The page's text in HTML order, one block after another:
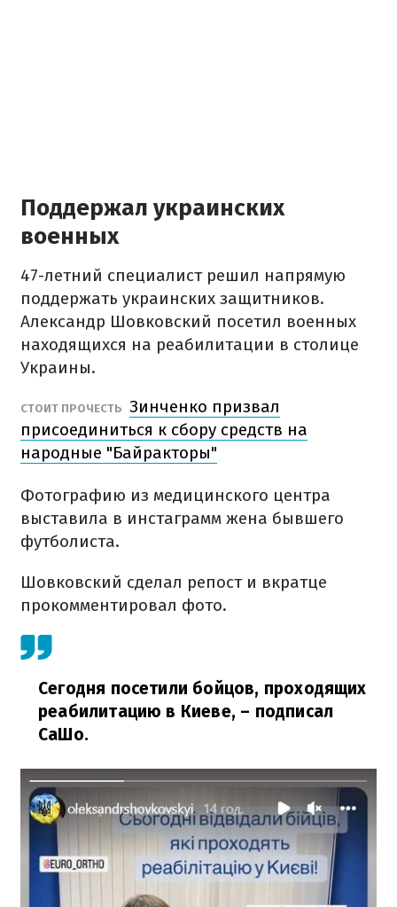
Поддержал украинских
военных
47-летний специалист решил напрямую
поддержать украинских защитников.
Александр Шовковский посетил военных
находящихся на реабилитации в столице
Украины.
СТОИТ ПРОЧЕСТЬ Зинченко призвал
присоединиться к сбору средств на
народные "Байракторы"
Фотографию из медицинского центра
выставила в инстаграмм жена бывшего
футболиста.
Шовковский сделал репост и вкратце
прокомментировал фото.
Сегодня посетили бойцов, проходящих
реабилитацию в Киеве, – подписал
СаШо.